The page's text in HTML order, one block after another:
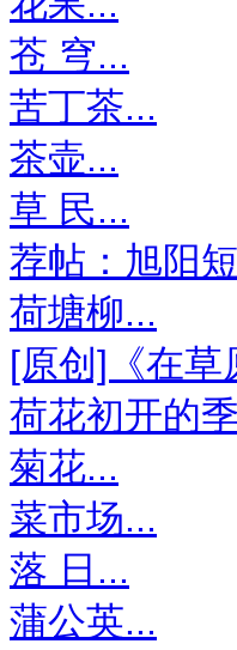
苍 穹...
苦丁茶...
茶壶...
草 民...
荐帖：旭阳
荷塘柳...
[原创]《在草
荷花初开的
菊花...
菜市场...
落 日...
蒲公英...